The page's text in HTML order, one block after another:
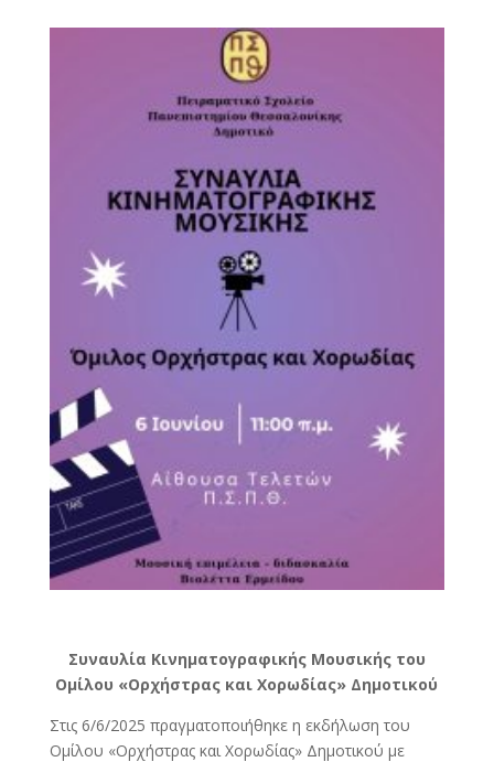
Συναυλία Κινηματογραφικής Μουσικής του
Ομίλου «Ορχήστρας και Χορωδίας» Δημοτικού
Στις 6/6/2025 πραγματοποιήθηκε η εκδήλωση του
Ομίλου «Ορχήστρας και Χορωδίας» Δημοτικού με